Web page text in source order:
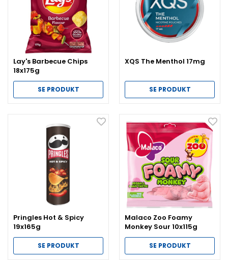
Lay's Barbecue Chips
18x175g
SE PRODUKT
XQS The Menthol 17mg
SE PRODUKT
Pringles Hot & Spicy
19x165g
SE PRODUKT
Malaco Zoo Foamy
Monkey Sour 10x115g
SE PRODUKT